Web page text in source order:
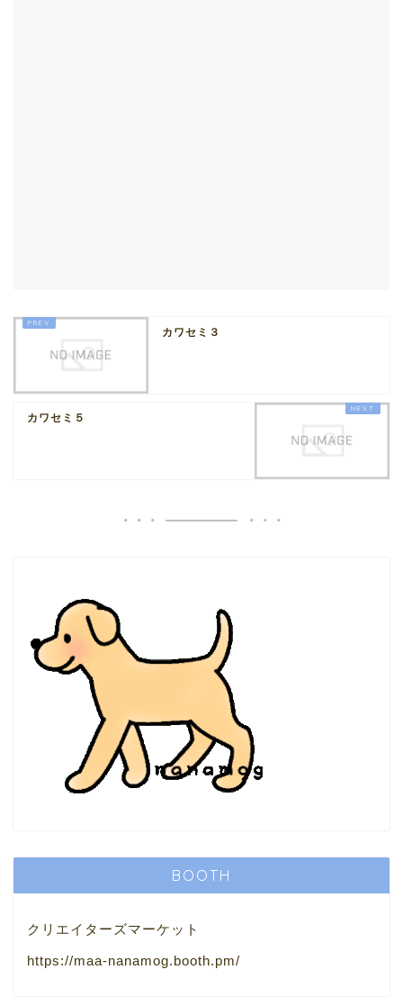
カワセミ３
カワセミ５
BOOTH
クリエイターズマーケット
https://maa-nanamog.booth.pm/